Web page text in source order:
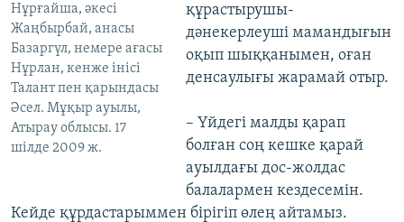
Нұрғайша, әкесі
Жаңбырбай, анасы
Базаргүл, немере ағасы
Нұрлан, кенже інісі
Талант пен қарындасы
Әсел. Мұқыр ауылы,
Атырау облысы. 17
шілде 2009 ж.
құрастырушы-
дәнекерлеуші мамандығын
оқып шыққанымен, оған
денсаулығы жарамай отыр.
– Үйдегі малды қарап
болған соң кешке қарай
ауылдағы дос-жолдас
балалармен кездесемін.
Кейде құрдастарыммен бірігіп өлең айтамыз.